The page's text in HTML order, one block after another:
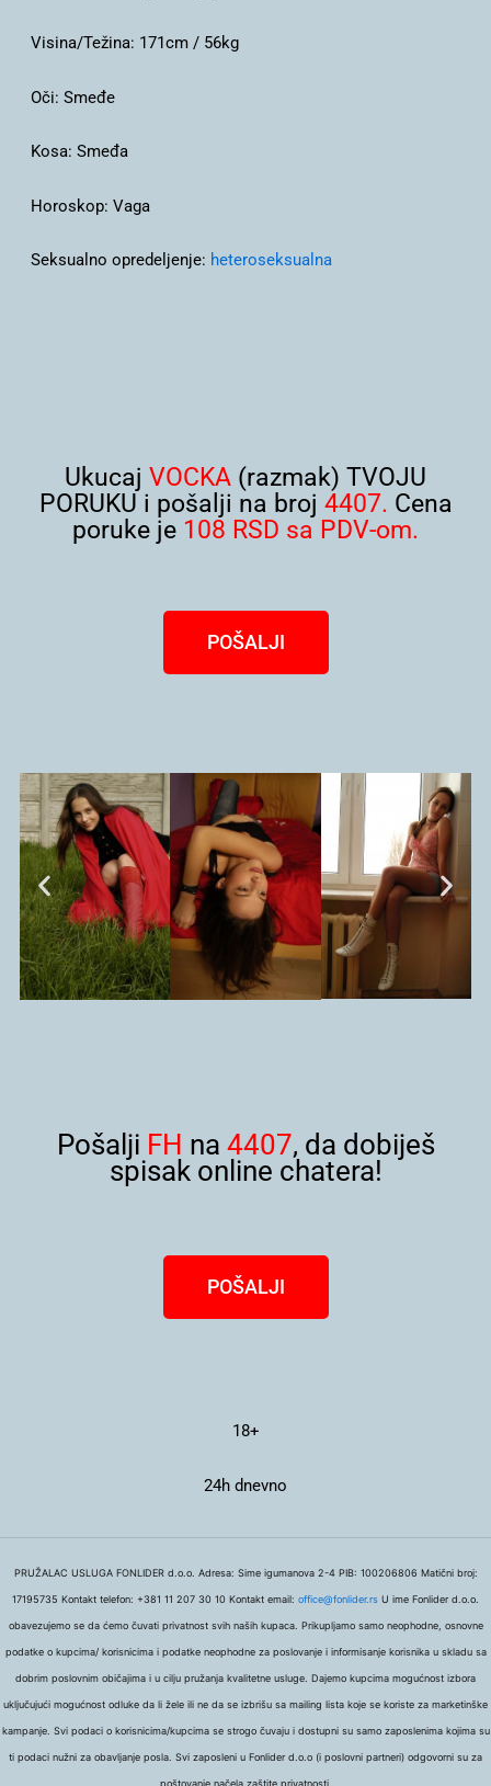
Visina/Težina: 171cm / 56kg
Oči: Smeđe
Kosa: Smeđa
Horoskop: Vaga
Seksualno opredeljenje: heteroseksualna
Ukucaj VOCKA (razmak) TVOJU
PORUKU i pošalji na broj 4407. Cena
poruke je 108 RSD sa PDV-om.
POŠALJI
Pošalji FH na 4407, da dobiješ
spisak online chatera!
POŠALJI
18+
24h dnevno
PRUŽALAC USLUGA FONLIDER d.o.o. Adresa: Sime igumanova 2-4 PIB: 100206806 Matični broj:
17195735 Kontakt telefon: +381 11 207 30 10 Kontakt email: office@fonlider.rs U ime Fonlider d.o.o.
obavezujemo se da ćemo čuvati privatnost svih naših kupaca. Prikupljamo samo neophodne, osnovne
podatke o kupcima/ korisnicima i podatke neophodne za poslovanje i informisanje korisnika u skladu sa
dobrim poslovnim običajima i u cilju pružanja kvalitetne usluge. Dajemo kupcima mogućnost izbora
uključujući mogućnost odluke da li žele ili ne da se izbrišu sa mailing lista koje se koriste za marketinške
kampanje. Svi podaci o korisnicima/kupcima se strogo čuvaju i dostupni su samo zaposlenima kojima su
ti podaci nužni za obavljanje posla. Svi zaposleni u Fonlider d.o.o (i poslovni partneri) odgovorni su za